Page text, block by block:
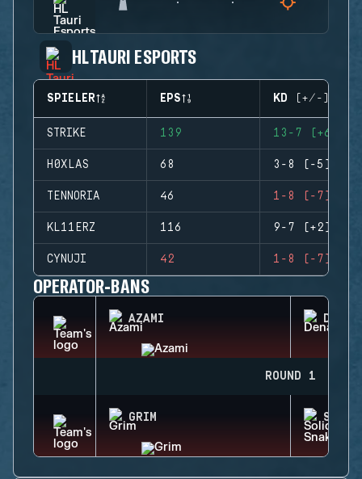
HL TAURI ESPORTS
SPIELER EPS KD (+/-)
STRIKE 139 13-7 (+6)
H0XLAS 68 3-8 (-5)
TENNORIA 46 1-8 (-7)
KL11ERZ 116 9-7 (+2)
CYNUJI 42 1-8 (-7)
OPERATOR-BANS
AZAMI
ROUND 1
GRIM SOLID